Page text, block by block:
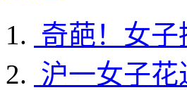
奇葩！女子
沪一女子